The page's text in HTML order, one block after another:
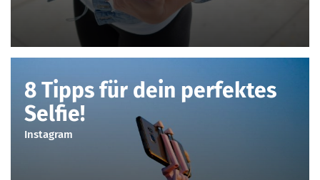
8 Tipps für dein perfektes
Selfie!
Instagram